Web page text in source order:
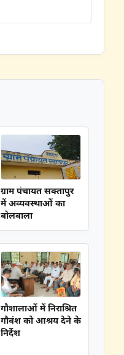
ग्राम पंचायत सक्तापुर
में अव्यवस्थाओं का
बोलबाला
गौशालाओं में निराश्रित
गौवंश को आश्रय देने के
निर्देश